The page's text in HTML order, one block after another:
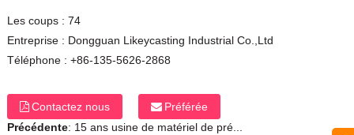
Les coups : 74
Entreprise : Dongguan Likeycasting Industrial Co.,Ltd
Téléphone : +86-135-5626-2868
Contactez nous
Préférée
Précédente: 15 ans usine de matériel de pré...